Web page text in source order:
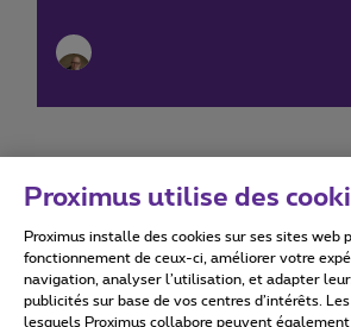
Conditions d'utilisation
Proximus utilise des
Proximus installe des cookies sur ses sites web
fonctionnement de ceux-ci, améliorer votre
navigation, analyser l’utilisation, et adapter
publicités sur base de vos centres d’intérêts.
lesquels Proximus collabore peuvent